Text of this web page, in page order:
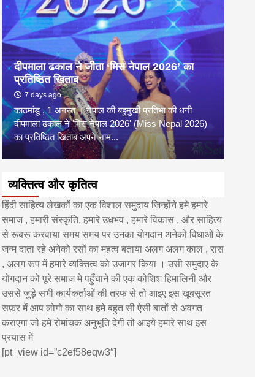
दीपमाला ढकाल ने जीता ‘मिस नेपाल 2026’ का
प्रतिष्ठित खिताब
7 days ago
काठमांडू , 1 अगस्त । नेपाल की बहुमुखी प्रतिभा की धनी
दीपमाला ढकाल ने 'मिस नेपाल 2026' (Miss Nepal 2026)
का प्रतिष्ठित खिताब अपने नाम...
व्यक्तित्व और कृतित्व
हिंदी साहित्य लेखकों का एक विशाल समुदाय जिन्होंने हमे हमारे
समाज , हमारी संस्कृति, हमारे उधभव , हमारे विकास , और साहित्य
से रूबरू करवाया समय समय पर उनका योगदान अनेकों विधाओं के
जन्म दाता रहे अनेको रसों का महत्व बताया अलग अलग काल , रास
, अलग रूप में हमारे व्यक्तित्व को उजागर किया । उसी समुदाए के
योगदान को पूरे समाज मे पहुँचाने की एक कोशिश हिमालिनी और
उससे जुड़े सभी कार्यकर्ताओं की तरफ से तो आइए इस खूबसूरत
सफ़र में आप लोगो का साथ हमे बहुत सी ऐसी बातों से अवगत
कराएगा जो हमे रोमांचक अनुभूति देगी तो आइये हमारे साथ इस
प्रयास में
[pt_view id=”c2ef58eqw3″]